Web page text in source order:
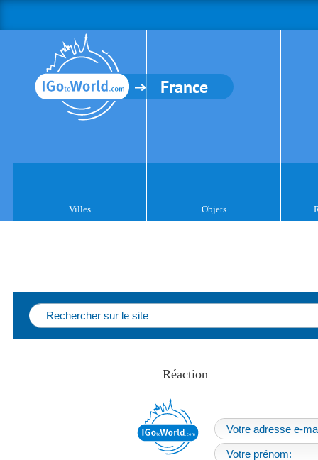
France
Villes Objets
Réaction